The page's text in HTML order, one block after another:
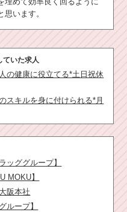
います。
ていた求人
の健康に役立てる*土日祝休
スキルを身に付けられる*月
ッググループ】
MOKU】
阪本社
ループ】